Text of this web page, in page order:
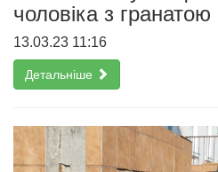
чоловіка з гранатою
13.03.23 11:16
Детальніше